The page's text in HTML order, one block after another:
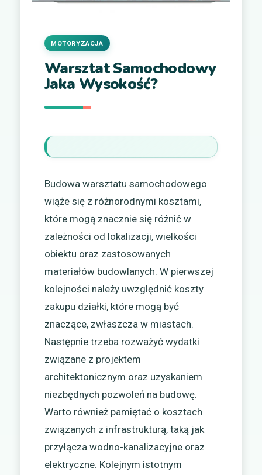
Warsztat Samochodowy
Jaka Wysokość?
MOTORYZACJA
Budowa warsztatu samochodowego
wiąże się z różnorodnymi kosztami,
które mogą znacznie się różnić w
zależności od lokalizacji, wielkości
obiektu oraz zastosowanych
materiałów budowlanych. W pierwszej
kolejności należy uwzględnić koszty
zakupu działki, które mogą być
znaczące, zwłaszcza w miastach.
Następnie trzeba rozważyć wydatki
związane z projektem
architektonicznym oraz uzyskaniem
niezbędnych pozwoleń na budowę.
Warto również pamiętać o kosztach
związanych z infrastrukturą, taką jak
przyłącza wodno-kanalizacyjne oraz
elektryczne. Kolejnym istotnym